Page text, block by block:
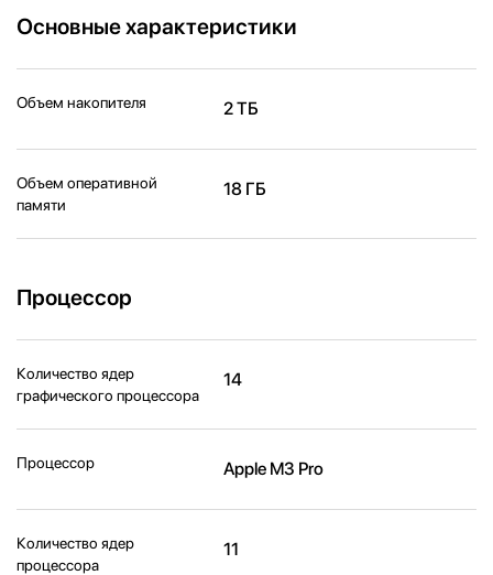
Основные характеристики
Объем накопителя 2 ТБ
Объем оперативной
памяти
18 ГБ
Процессор
Количество ядер
графического процессора
14
Процессор Apple M3 Pro
Количество ядер
процессора
11